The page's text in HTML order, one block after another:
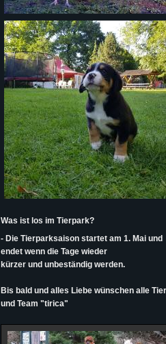
Was ist los im Tierpark?
- Die Tierparksaison startet am 1. Mai und
endet wenn die Tage wieder
kürzer und unbeständig werden.
Bis bald und alles Liebe wünschen alle
und Team "tirica"